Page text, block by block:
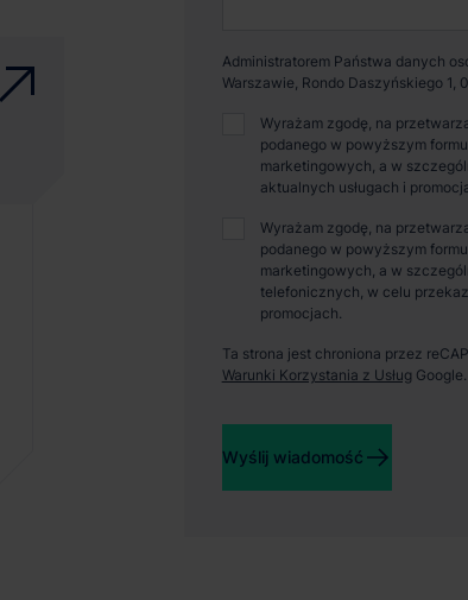
Administratorem Państwa danych
Warszawie, Rondo Daszyńskiego 1,
Wyrażam zgodę, na
podanego w powyższym
marketingowych, a w
aktualnych usługach i
Wyrażam zgodę, na
podanego w powyższym
marketingowych, a w
telefonicznych, w celu
promocjach.
Ta strona jest chroniona przez
Warunki Korzystania z Usług Google.
Wyślij wiadomość